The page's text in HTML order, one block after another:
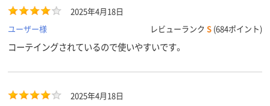
2025年4月18日
ユーザー様
レビューランク S (684ポイント)
コーテイングされているので使いやすいです。
2025年4月18日